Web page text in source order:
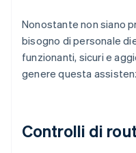
Nonostante non siano
bisogno di personale
funzionanti, sicuri e
genere questa
Controlli di